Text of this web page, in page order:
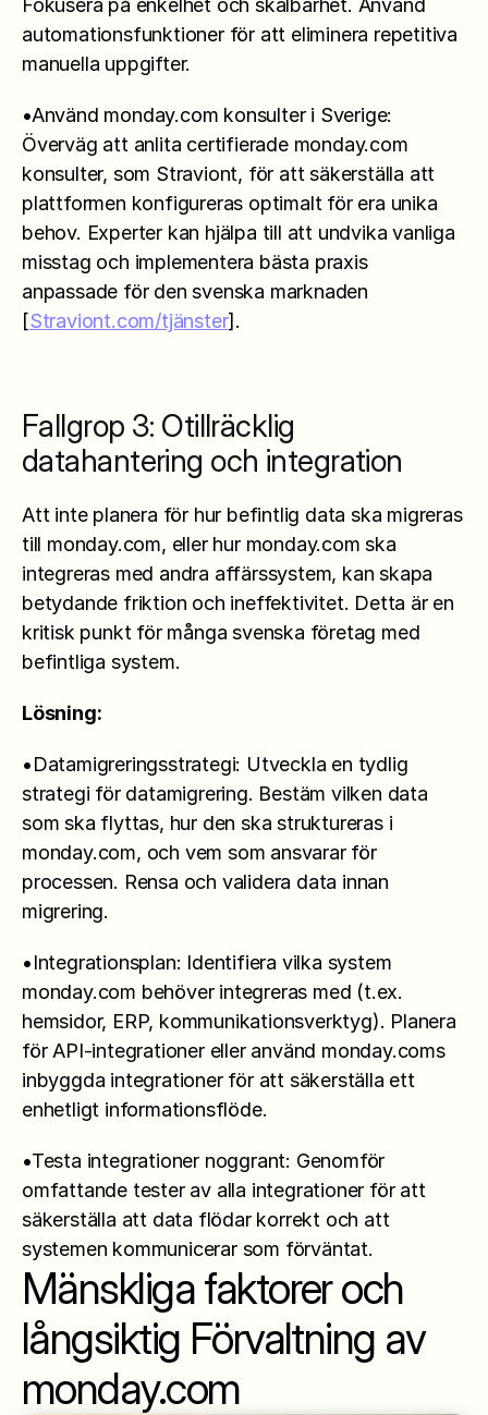
Fokusera på enkelhet och skalbarhet. Använd
automationsfunktioner för att eliminera repetitiva
manuella uppgifter.
•Använd monday.com konsulter i Sverige:
Överväg att anlita certifierade monday.com
konsulter, som Straviont, för att säkerställa att
plattformen konfigureras optimalt för era unika
behov. Experter kan hjälpa till att undvika vanliga
misstag och implementera bästa praxis
anpassade för den svenska marknaden
[Straviont.com/tjänster].
Fallgrop 3: Otillräcklig
datahantering och integration
Att inte planera för hur befintlig data ska migreras
till monday.com, eller hur monday.com ska
integreras med andra affärssystem, kan skapa
betydande friktion och ineffektivitet. Detta är en
kritisk punkt för många svenska företag med
befintliga system.
Lösning:
•Datamigreringsstrategi: Utveckla en tydlig
strategi för datamigrering. Bestäm vilken data
som ska flyttas, hur den ska struktureras i
monday.com, och vem som ansvarar för
processen. Rensa och validera data innan
migrering.
•Integrationsplan: Identifiera vilka system
monday.com behöver integreras med (t.ex.
hemsidor, ERP, kommunikationsverktyg). Planera
för API-integrationer eller använd monday.coms
inbyggda integrationer för att säkerställa ett
enhetligt informationsflöde.
•Testa integrationer noggrant: Genomför
omfattande tester av alla integrationer för att
säkerställa att data flödar korrekt och att
systemen kommunicerar som förväntat.
Mänskliga faktorer och
långsiktig Förvaltning av
monday.com